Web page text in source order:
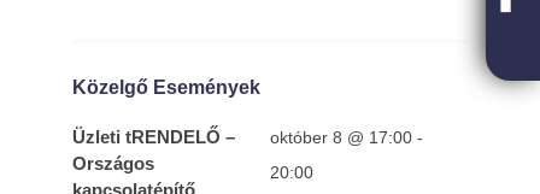
Közelgő Események
Üzleti tRENDELŐ –
Országos
október 8 @ 17:00 -
20:00